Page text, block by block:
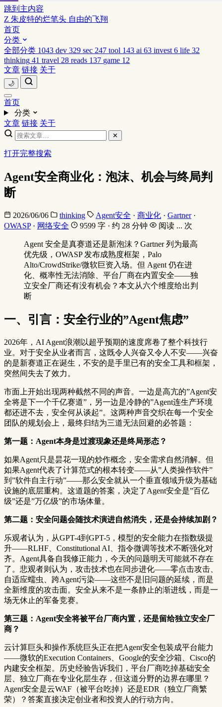
跳到主内容
Z 朱皮特的烂笔头 自由的飞翔
首页
分类
全部分类 1043 dev 329 sec 247 tool 143 ai 63 invest 6 life 32
thinking 41 travel 28 reads 137 game 12
文章 链接 关于
🌙
首页
分类
文章 链接 关于
✕
打开完整搜索
Agent安全商业化：泡沫、机会与终局判
断
2026/06/06 thinking Agent安全 · 商业化 · Gartner·
OWASP· 网络安全 9599 字 · 约 28 分钟 阅读 ... 次
Agent 安全是真赛道还是新泡沫？Gartner 列为最高
优先级，OWASP 发布成熟度框架，Palo
Alto/CrowdStrike/微软巨资入场。但 Agent 仍在进
化、概率性无法消除、平台厂商在内置安全——独
立安全厂商还有没有机会？本文从六个维度给出判
断
一、引言：安全行业的”Agent焦虑”
2026年，AI Agent浪潮以超乎预期的速度席卷了整个科技行
业。对于安全从业者而言，这既令人兴奋又令人不安——兴奋
的是新赛道正在诞生，不安的是手里已有的安全工具和框架，
突然间失去了效力。
市面上开始出现两种截然不同的声音。一边是高亢的”Agent安
全将是下一个千亿赛道”，另一边是冷静的”Agent连生产环境
都还进不去，安全何从谈起”。这两种声音交织在每一个安全
团队的规划会上，最终归结为三道无法回避的必答题：
第一题：Agent本身是过渡现象还是终局形态？
如果Agent只是昙花一现的炒作概念，安全需求自然消解。但
如果Agent代表了计算范式的根本转变——从”人类操作软件”
到”软件自主行动”——那么安全就从一个垂直领域升级为基础
设施的底层重构。这道题的答案，决定了Agent安全是”百亿
级”还是”万亿级”的市场体量。
第二题：安全问题会随技术演进自然消失，还是会持续加剧？
乐观者认为，从GPT-4到GPT-5，模型的安全能力在指数级提
升——RLHF、Constitutional AI、指令微调等技术不断强化对
齐。Agent具备自我修正能力，今天的问题明天可能就不存在
了。悲观者则认为，攻击技术也在同步进化——零点击攻击、
自适应蠕虫、跨Agent污染——这些不是旧问题的延续，而是
全新维度的攻击面。安全从来不是一条静止的渐进线，而是一
场无休止的军备竞赛。
第三题：Agent安全将被平台厂商内置，还是留给独立安全厂
商？
云计算巨头和操作系统巨头正在把Agent安全包装成平台能力
——微软的Execution Containers、Google的安全沙箱、Cisco的
内建安全框架。历史经验告诉我们，平台厂商吃掉基础安全
层、独立厂商在专业化层生存，但这道分野的边界在哪里？
Agent安全是云WAF（被平台吃掉）还是EDR（独立厂商繁
荣）？答案直接决定创业者和投资人的行动方向。